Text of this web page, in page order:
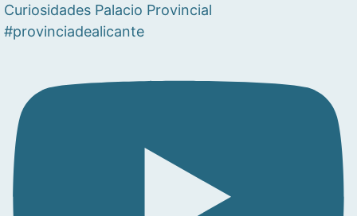
Curiosidades Palacio Provincial
#provinciadealicante